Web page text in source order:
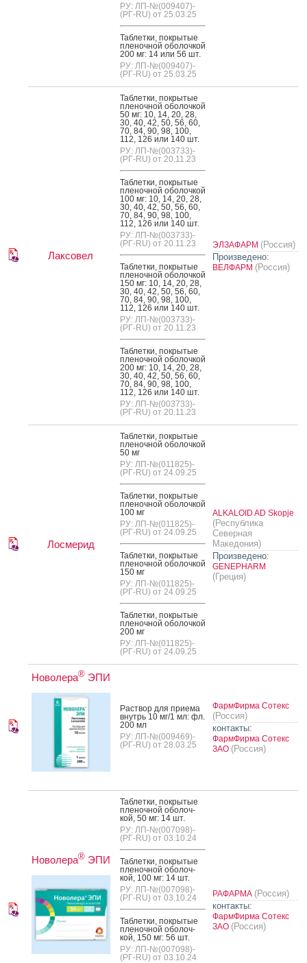
РУ: ЛП-№(009407)-
(РГ-RU) от 25.03.25
Таб­летки, пок­ры­тые
пле­ноч­ной обо­лоч­кой
200 мг: 14 или 56 шт.
РУ: ЛП-№(009407)-
(РГ-RU) от 25.03.25
Лаксовел
Таб­летки, пок­ры­тые
пле­ноч­ной обо­лоч­кой
50 мг: 10, 14, 20, 28,
30, 40, 42, 50, 56, 60,
70, 84, 90, 98, 100,
112, 126 или 140 шт.
РУ: ЛП-№(003733)-
(РГ-RU) от 20.11.23
Таб­летки, пок­ры­тые
пле­ноч­ной обо­лоч­кой
100 мг: 10, 14, 20, 28,
30, 40, 42, 50, 56, 60,
70, 84, 90, 98, 100,
112, 126 или 140 шт.
РУ: ЛП-№(003733)-
(РГ-RU) от 20.11.23
Таб­летки, пок­ры­тые
пле­ноч­ной обо­лоч­кой
150 мг: 10, 14, 20, 28,
30, 40, 42, 50, 56, 60,
70, 84, 90, 98, 100,
112, 126 или 140 шт.
РУ: ЛП-№(003733)-
(РГ-RU) от 20.11.23
Таб­летки, пок­ры­тые
пле­ноч­ной обо­лоч­кой
200 мг: 10, 14, 20, 28,
30, 40, 42, 50, 56, 60,
70, 84, 90, 98, 100,
112, 126 или 140 шт.
РУ: ЛП-№(003733)-
(РГ-RU) от 20.11.23
ЭЛЗАФАРМ (Россия)
Произведено:
ВЕЛФАРМ (Россия)
Лосмерид
Таб­летки, пок­ры­тые
пле­ноч­ной обо­лоч­кой
50 мг
РУ: ЛП-№(011825)-
(РГ-RU) от 24.09.25
Таб­летки, пок­ры­тые
пле­ноч­ной обо­лоч­кой
100 мг
РУ: ЛП-№(011825)-
(РГ-RU) от 24.09.25
Таб­летки, пок­ры­тые
пле­ноч­ной обо­лоч­кой
150 мг
РУ: ЛП-№(011825)-
(РГ-RU) от 24.09.25
Таб­летки, пок­ры­тые
пле­ноч­ной обо­лоч­кой
200 мг
РУ: ЛП-№(011825)-
(РГ-RU) от 24.09.25
ALKALOID AD Skopje
(Республика
Северная
Македония)
Произведено:
GENEPHARM
(Греция)
Новолера®ЭПИ
Рас­твор для при­ема
внутрь 10 мг/1 мл: фл.
200 мл
РУ: ЛП-№(009469)-
(РГ-RU) от 28.03.25
ФармФирма Сотекс
(Россия)
контакты:
ФармФирма Сотекс
ЗАО (Россия)
Новолера®ЭПИ
Таб­летки, пок­ры­тые
пле­ноч­ной обо­лоч­
кой, 50 мг: 14 шт.
РУ: ЛП-№(007098)-
(РГ-RU) от 03.10.24
Таб­летки, пок­ры­тые
пле­ноч­ной обо­лоч­
кой, 100 мг: 14 шт.
РУ: ЛП-№(007098)-
(РГ-RU) от 03.10.24
Таб­летки, пок­ры­тые
пле­ноч­ной обо­лоч­
кой, 150 мг: 56 шт.
РУ: ЛП-№(007098)-
(РГ-RU) от 03.10.24
РАФАРМА (Россия)
контакты:
ФармФирма Сотекс
ЗАО (Россия)